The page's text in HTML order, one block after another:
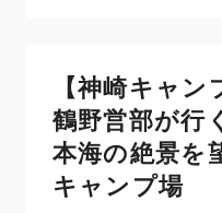
【神崎キャ
鶴野営部が行
本海の絶景を
キャンプ場